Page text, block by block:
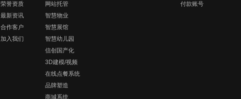
荣誉资质
最新资讯
合作客户
加入我们
网站托管
智慧物业
智慧展馆
智慧幼儿园
信创国产化
3D建模/视频
在线点餐系统
品牌塑造
商城系统
付款账号